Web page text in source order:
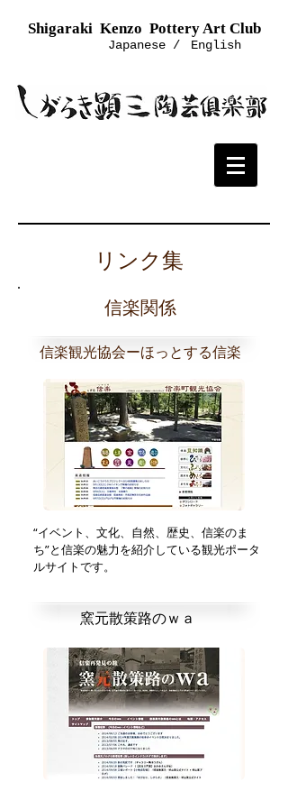
Shigaraki Kenzo Pottery Art Club
Japanese / English
リンク集
信楽関係
信楽観光協会ーほっとする信楽
“イベント、文化、自然、歴史、信楽のま
ち”と信楽の魅力を紹介している観光ポータ
ルサイトです。
窯元散策路のｗａ